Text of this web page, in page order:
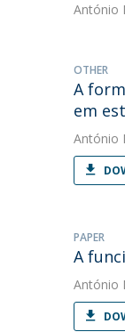
António
OTHER
A
em
António
PAPER
A
António